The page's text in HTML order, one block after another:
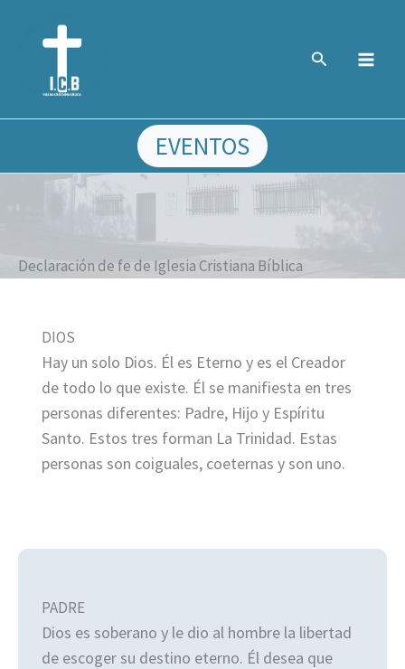
Buscar
EVENTOS
Declaración de fe de Iglesia Cristiana Bíblica
DIOS
Hay un solo Dios. Él es Eterno y es el Creador
de todo lo que existe. Él se manifiesta en tres
personas diferentes: Padre, Hijo y Espíritu
Santo. Estos tres forman La Trinidad. Estas
personas son coiguales, coeternas y son uno.
PADRE
Dios es soberano y le dio al hombre la libertad
de escoger su destino eterno. Él desea que